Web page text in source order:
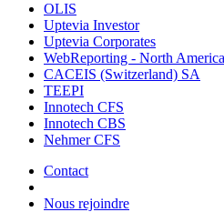
OLIS
Uptevia Investor
Uptevia Corporates
WebReporting - North America
CACEIS (Switzerland) SA
TEEPI
Innotech CFS
Innotech CBS
Nehmer CFS
Contact
Nous rejoindre